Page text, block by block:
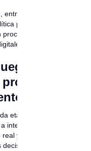
, entrevistas
predictiva
más
la
etapa. Con
inteligencia
y demos
y